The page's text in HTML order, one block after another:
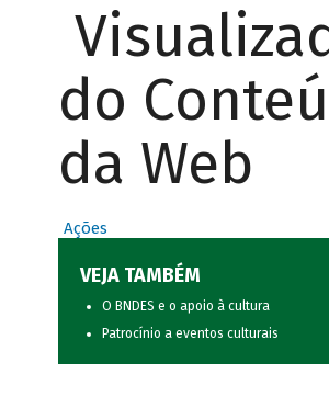
do
da Web
Ações
VEJA TAMBÉM
O BNDES e o apoio à cultura
Patrocínio a eventos culturais